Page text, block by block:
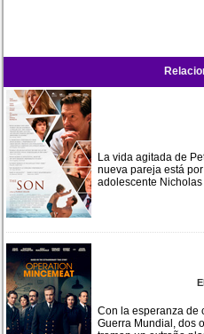
La vida agitada de
nueva pareja está
adolescente
Con la esperanza de
Guerra Mundial, dos